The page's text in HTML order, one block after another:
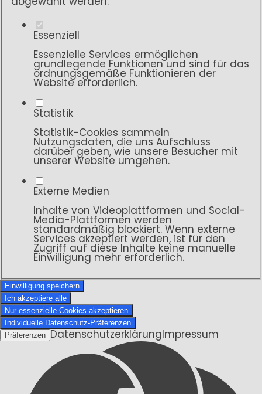
Essenziell
Essenzielle Services ermöglichen
grundlegende Funktionen und sind für das
ordnungsgemäße Funktionieren der
Website erforderlich.
Statistik
Statistik-Cookies sammeln
Nutzungsdaten, die uns Aufschluss
darüber geben, wie unsere Besucher mit
unserer Website umgehen.
Externe Medien
Inhalte von Videoplattformen und Social-
Media-Plattformen werden
standardmäßig blockiert. Wenn externe
Services akzeptiert werden, ist für den
Zugriff auf diese Inhalte keine manuelle
Einwilligung mehr erforderlich.
Einwilligung speichern
Ich akzeptiere alle
Nur essenzielle Cookies akzeptieren
Individuelle Datenschutz-Präferenzen
Präferenzen DatenschutzerklärungImpressum